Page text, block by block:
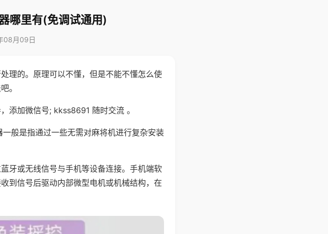
哪里有(免调试通用)
08月09日
理的。原理可以不懂，但是不能不懂怎么使
。
添加微信号; kkss8691 随时交流 。
般是指通过一些无需对麻将机进行复杂安装
牙或无线信号与手机等设备连接。手机端软
到信号后驱动内部微型电机或机械结构，在